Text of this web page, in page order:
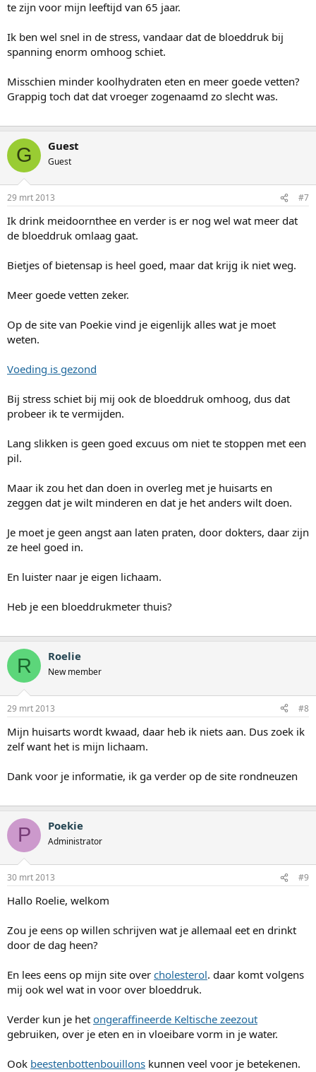
te zijn voor mijn leeftijd van 65 jaar.
Ik ben wel snel in de stress, vandaar dat de bloeddruk bij
spanning enorm omhoog schiet.
Misschien minder koolhydraten eten en meer goede vetten?
Grappig toch dat dat vroeger zogenaamd zo slecht was.
G Guest
Guest
29 mrt 2013 #7
Ik drink meidoornthee en verder is er nog wel wat meer dat
de bloeddruk omlaag gaat.
Bietjes of bietensap is heel goed, maar dat krijg ik niet weg.
Meer goede vetten zeker.
Op de site van Poekie vind je eigenlijk alles wat je moet
weten.
Voeding is gezond
Bij stress schiet bij mij ook de bloeddruk omhoog, dus dat
probeer ik te vermijden.
Lang slikken is geen goed excuus om niet te stoppen met een
pil.
Maar ik zou het dan doen in overleg met je huisarts en
zeggen dat je wilt minderen en dat je het anders wilt doen.
Je moet je geen angst aan laten praten, door dokters, daar zijn
ze heel goed in.
En luister naar je eigen lichaam.
Heb je een bloeddrukmeter thuis?
R Roelie
New member
29 mrt 2013 #8
Mijn huisarts wordt kwaad, daar heb ik niets aan. Dus zoek ik
zelf want het is mijn lichaam.
Dank voor je informatie, ik ga verder op de site rondneuzen
P Poekie
Administrator
30 mrt 2013 #9
Hallo Roelie, welkom
Zou je eens op willen schrijven wat je allemaal eet en drinkt
door de dag heen?
En lees eens op mijn site over cholesterol. daar komt volgens
mij ook wel wat in voor over bloeddruk.
Verder kun je het ongeraffineerde Keltische zeezout
gebruiken, over je eten en in vloeibare vorm in je water.
Ook beestenbottenbouillons kunnen veel voor je betekenen.